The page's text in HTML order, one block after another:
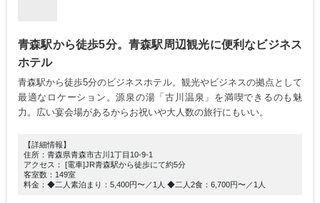
青森駅から徒歩5分。青森駅周辺観光に便利なビジネス
ホテル
青森駅から徒歩5分のビジネスホテル。観光やビジネスの拠点として
最適なロケーション。源泉の湯「古川温泉」を満喫できるのも魅
力。広い宴会場があるからお祝いや大人数の旅行にもいい。
【詳細情報】
住所：青森県青森市古川1丁目10-9-1
アクセス： [電車]JR青森駅から徒歩にて約5分
客室数：149室
料金：◆二人素泊まり：5,400円〜／1人 ◆二人2食：6,700円〜／1人